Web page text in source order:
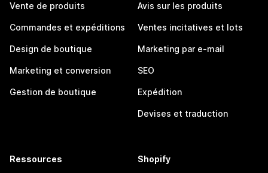
Vente de produits
Commandes et expéditions
Design de boutique
Marketing et conversion
Gestion de boutique
Avis sur les produits
Ventes incitatives et lots
Marketing par e-mail
SEO
Expédition
Devises et traduction
Ressources Shopify